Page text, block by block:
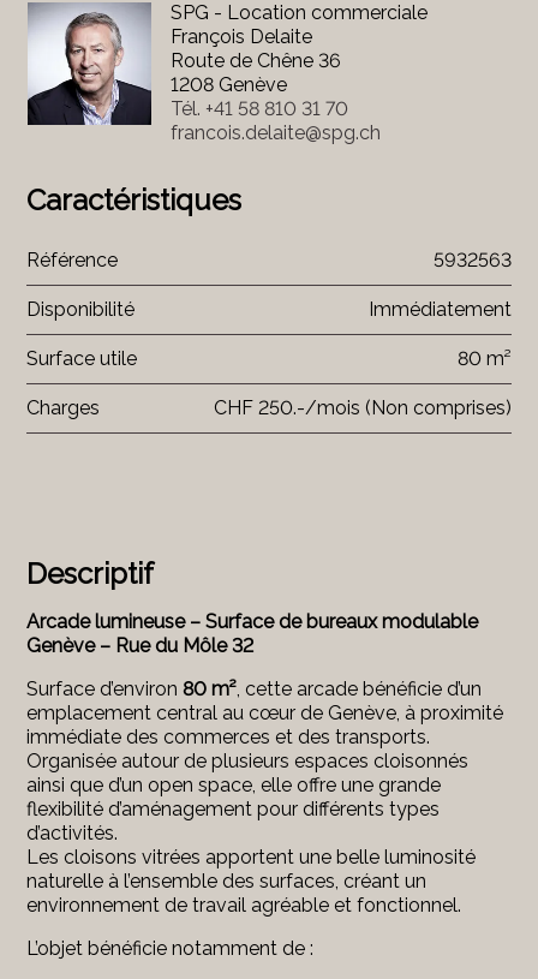
Descriptif
Arcade lumineuse – Surface de bureaux modulable
Genève – Rue du Môle 32
Surface d’environ80 m², cette arcade bénéficie d’un
emplacement central au cœur de Genève, à proximité
immédiate des commerces et des transports.
Organisée autour de plusieurs espaces cloisonnés
ainsi que d’un open space, elle offre une grande
flexibilité d’aménagement pour différents types
d’activités.
Les cloisons vitrées apportent une belle luminosité
naturelle à l’ensemble des surfaces, créant un
environnement de travail agréable et fonctionnel.
L’objet bénéficie notamment de :
SPG - Location commerciale
François Delaite
Route de Chêne 36
1208 Genève
Tél. +41 58 810 31 70
francois.delaite@spg.ch
Caractéristiques
Référence 5932563
Disponibilité Immédiatement
Surface utile 80 m²
Charges CHF 250.-/mois (Non comprises)